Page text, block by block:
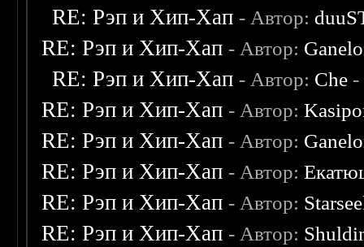
RE: Рэп и Хип-Хап - Автор:
RE: Рэп и Хип-Хап - Автор:
RE: Рэп и Хип-Хап - Автор: Che -
RE: Рэп и Хип-Хап - Автор:
RE: Рэп и Хип-Хап - Автор:
RE: Рэп и Хип-Хап - Автор:
RE: Рэп и Хип-Хап - Автор:
RE: Рэп и Хип-Хап - Автор: